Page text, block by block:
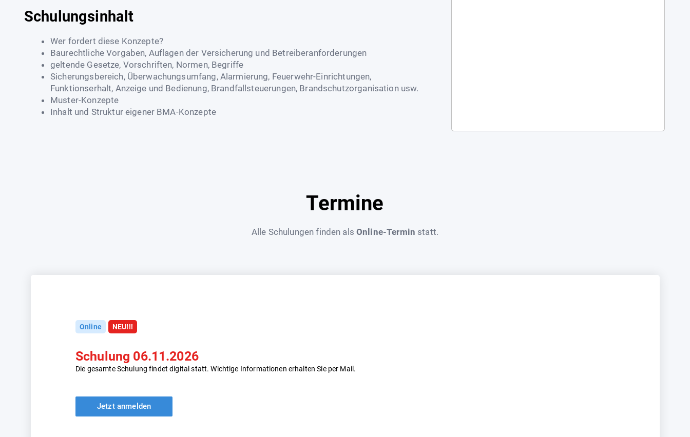
Schulungsinhalt
Wer fordert diese Konzepte?
Baurechtliche Vorgaben, Auflagen der Versicherung und Betreiberanforderungen
geltende Gesetze, Vorschriften, Normen, Begriffe
Sicherungsbereich, Überwachungsumfang, Alarmierung, Feuerwehr-Einrichtungen,
Funktionserhalt, Anzeige und Bedienung, Brandfallsteuerungen, Brandschutzorganisation usw.
Muster-Konzepte
Inhalt und Struktur eigener BMA-Konzepte
Termine
Alle Schulungen finden alsOnline-Termin statt.
Online NEU!!!
Schulung 06.11.2026
Die gesamte Schulung findet digital statt. Wichtige Informationen erhalten Sie per Mail.
Jetzt anmelden